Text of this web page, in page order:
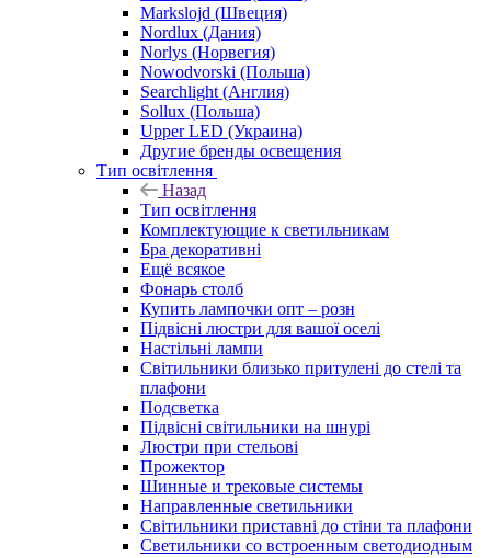
Markslojd (Швеция)
Nordlux (Дания)
Norlys (Норвегия)
Nowodvorski (Польша)
Searchlight (Англия)
Sollux (Польша)
Upper LED (Украина)
Другие бренды освещения
Тип освітлення
Назад
Тип освітлення
Комплектующие к светильникам
Бра декоративні
Ещё всякое
Фонарь столб
Купить лампочки опт – розн
Підвісні люстри для вашої оселі
Настільні лампи
Світильники близько притулені до стелі та
плафони
Подсветка
Підвісні світильники на шнурі
Люстри при стельові
Прожектор
Шинные и трековые системы
Направленные светильники
Світильники приставні до стіни та плафони
Светильники со встроенным светодиодным